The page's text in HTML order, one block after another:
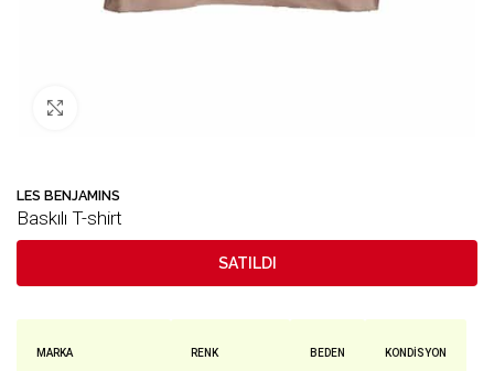
LES BENJAMINS
Baskılı T-shirt
SATILDI
MARKA RENK BEDEN KONDISYON